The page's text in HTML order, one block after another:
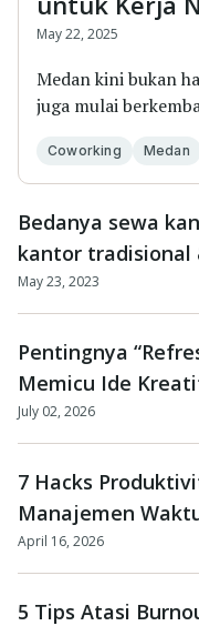
May 22, 2025
Medan kini bukan
juga mulai
Coworking Medan
Bedanya sewa
kantor tradisional
May 23, 2023
Pentingnya
Memicu Ide
July 02, 2026
7 Hacks
Manajemen
April 16, 2026
5 Tips Atasi